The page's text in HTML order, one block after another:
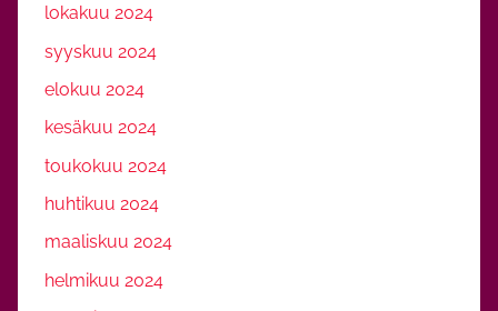
lokakuu 2024
syyskuu 2024
elokuu 2024
kesäkuu 2024
toukokuu 2024
huhtikuu 2024
maaliskuu 2024
helmikuu 2024